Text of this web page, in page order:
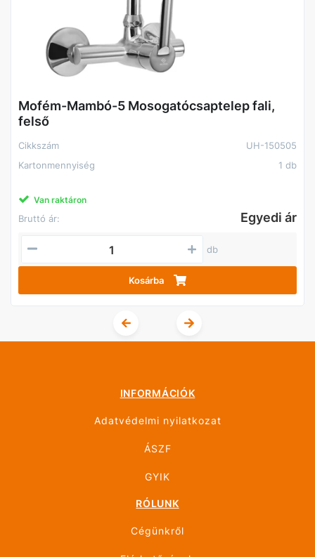
Mofém-Mambó-5 Mosogatócsaptelep fali,
felső
Cikkszám
UH-150505
Kartonmennyiség
1 db
Van raktáron
Bruttó ár: Egyedi ár
db
Kosárba
INFORMÁCIÓK
Adatvédelmi nyilatkozat
ÁSZF
GYIK
RÓLUNK
Cégünkről